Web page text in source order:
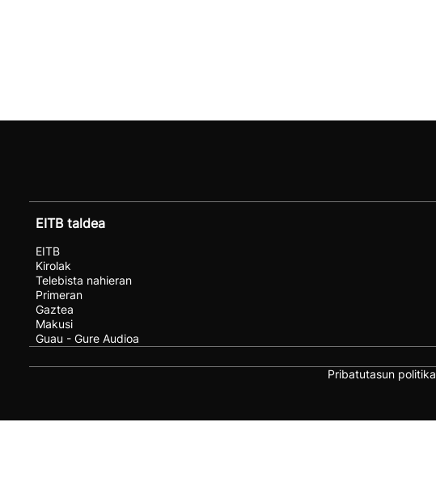
EITB taldea
EITB
Kirolak
Telebista nahieran
Primeran
Gaztea
Makusi
Guau - Gure Audioa
Pribatutasun politika